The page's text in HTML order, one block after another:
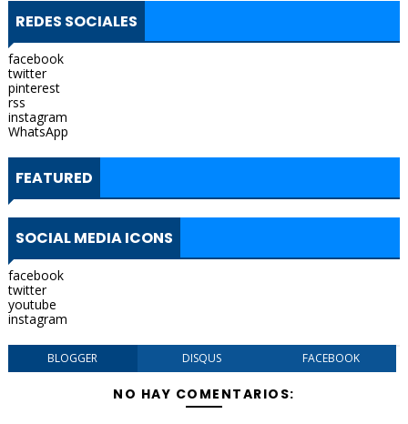
REDES SOCIALES
facebook
twitter
pinterest
rss
instagram
WhatsApp
FEATURED
SOCIAL MEDIA ICONS
facebook
twitter
youtube
instagram
BLOGGER DISQUS FACEBOOK
NO HAY COMENTARIOS: